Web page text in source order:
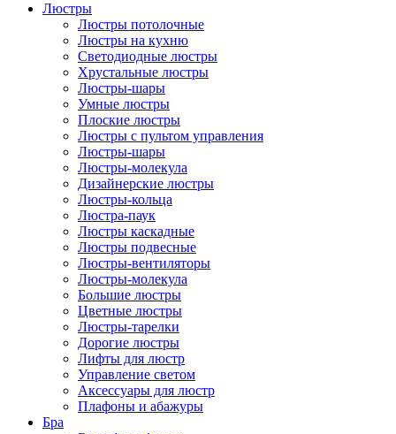
Люстры
Люстры потолочные
Люстры на кухню
Светодиодные люстры
Хрустальные люстры
Люстры-шары
Умные люстры
Плоские люстры
Люстры с пультом управления
Люстры-шары
Люстры-молекула
Дизайнерские люстры
Люстры-кольца
Люстра-паук
Люстры каскадные
Люстры подвесные
Люстры-вентиляторы
Люстры-молекула
Большие люстры
Цветные люстры
Люстры-тарелки
Дорогие люстры
Лифты для люстр
Управление светом
Аксессуары для люстр
Плафоны и абажуры
Бра